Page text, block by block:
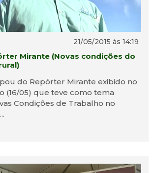
21/05/2015 ás 14:19
Mirante (Novas condições do
do Repórter Mirante exibido no
(16/05) que teve como tema
Condições de Trabalho no